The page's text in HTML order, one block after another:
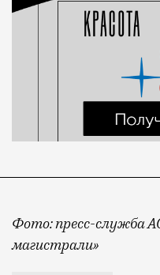
Фото: пресс-служба
магистрали»